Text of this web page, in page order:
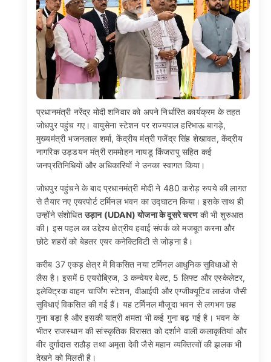
प्रधानमंत्री नरेंद्र मोदी शनिवार को अपने निर्धारित कार्यक्रम के तहत
जोधपुर पहुंच गए। वायुसेना स्टेशन पर राज्यपाल हरिभाऊ बागड़े,
मुख्यमंत्री भजनलाल शर्मा, केंद्रीय मंत्री गजेंद्र सिंह शेखावत, केंद्रीय
नागरिक उड्डयन मंत्री राममोहन नायडू किंजरापु सहित कई
जनप्रतिनिधियों और अधिकारियों ने उनका स्वागत किया।
जोधपुर पहुंचने के बाद प्रधानमंत्री मोदी ने 480 करोड़ रुपये की लागत
से तैयार नए एयरपोर्ट टर्मिनल भवन का उद्घाटन किया। इसके साथ ही
उन्होंने संशोधितउड़ान (UDAN) योजना के दूसरे चरणकी भी शुरुआत
की। इस पहल का उद्देश्य क्षेत्रीय हवाई संपर्क को मजबूत करना और
छोटे शहरों को बेहतर एयर कनेक्टिविटी से जोड़ना है।
करीब 37 एकड़ क्षेत्र में विकसित नया टर्मिनल आधुनिक सुविधाओं से
लैस है। इसमें 6 एयरोब्रिज, 3 कन्वेयर बेल्ट, 5 लिफ्ट और एस्केलेटर,
इलेक्ट्रिक वाहन चार्जिंग स्टेशन, वीआईपी और एग्जीक्यूटिव लाउंज जैसी
सुविधाएं विकसित की गई हैं। यह टर्मिनल मौजूदा भवन से लगभग छह
गुना बड़ा है और इसकी यात्री क्षमता भी कई गुना बढ़ गई है। भवन के
भीतर राजस्थान की सांस्कृतिक विरासत को दर्शाने वाली कलाकृतियां और
वीर दुर्गादास राठौड़ तथा अमृता देवी जैसे महान व्यक्तित्वों की झलक भी
देखने को मिलती है।